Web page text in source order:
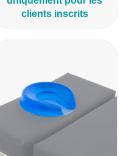
clients inscrits